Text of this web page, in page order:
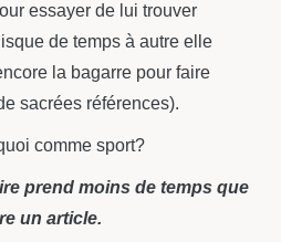
essayer de lui trouver
de temps à autre elle
la bagarre pour faire
sacrées références).
comme sport?
prend moins de temps que
un article.